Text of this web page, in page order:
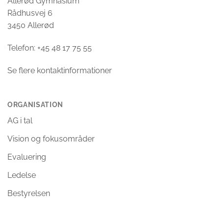
Rådhusvej 6
3450 Allerød
Telefon: +45 48 17 75 55
Se flere kontaktinformationer
ORGANISATION
AG i tal
Vision og fokusområder
Evaluering
Ledelse
Bestyrelsen